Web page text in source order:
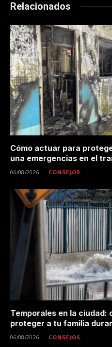
Relacionados
Cómo actuar para
una emergencias en el
06/08/2026 CONSEJOS
Temporales en la ciudad:
proteger a tu familia
06/08/2026 CONSEJOS